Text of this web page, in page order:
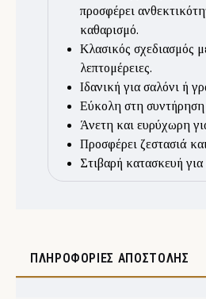
προσφέρει
καθαρισμό.
Κλασικός σχεδιασμός
λεπτομέρειες.
Ιδανική για σαλόνι ή
Εύκολη στη συντήρηση
Άνετη και ευρύχωρη
Προσφέρει ζεστασιά
Στιβαρή κατασκευή
ΠΛΗΡΟΦΟΡΊΕΣ ΑΠΟΣΤΟΛΉΣ